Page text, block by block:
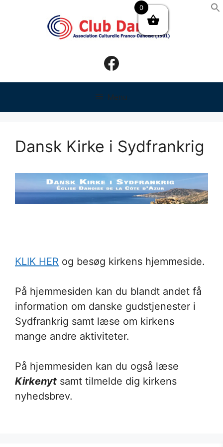
Facebook
Menu
Dansk Kirke i Sydfrankrig
KLIK HER og besøg kirkens hjemmeside.
På hjemmesiden kan du blandt andet få
information om danske gudstjenester i
Sydfrankrig samt læse om kirkens
mange andre aktiviteter.
På hjemmesiden kan du også læse
Kirkenyt samt tilmelde dig kirkens
nyhedsbrev.
0